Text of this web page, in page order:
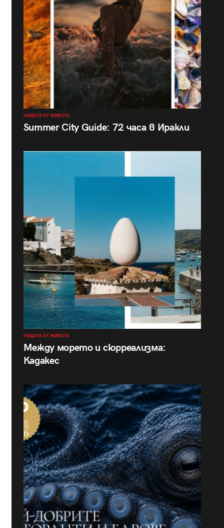
НЕЩАТА ОТ ЖИВОТА
Summer City Guide: 72 часа в Иракли
НЕЩАТА ОТ ЖИВОТА
Между морето и сюрреализма:
Кадакес